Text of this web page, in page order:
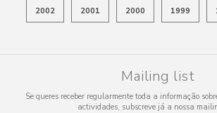
2002 2001 2000 1999
Mailing list
Se queres receber regularmente toda a informação
actividades, subscreve já a nossa